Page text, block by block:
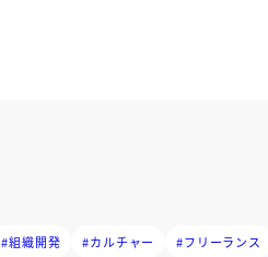
#組織開発 #カルチャー #フリーランス